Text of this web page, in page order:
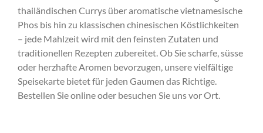
thailändischen Currys über aromatische vietnamesische
Phos bis hin zu klassischen chinesischen Köstlichkeiten
– jede Mahlzeit wird mit den feinsten Zutaten und
traditionellen Rezepten zubereitet. Ob Sie scharfe, süsse
oder herzhafte Aromen bevorzugen, unsere vielfältige
Speisekarte bietet für jeden Gaumen das Richtige.
Bestellen Sie online oder besuchen Sie uns vor Ort.